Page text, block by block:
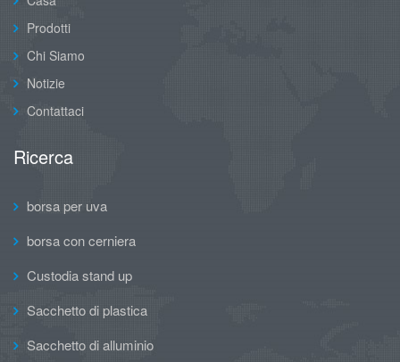
Prodotti
Chi Siamo
Notizie
Contattaci
Ricerca
borsa per uva
borsa con cerniera
Custodia stand up
Sacchetto di plastica
Sacchetto di alluminio